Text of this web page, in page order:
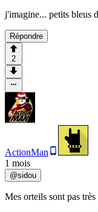
j'imagine... petits bleus
Répondre
2
ActionMan
1 mois
@sidou
Mes orteils sont pas très